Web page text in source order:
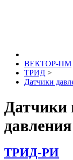
ВЕКТОР-ПМ
ТРИД >
Датчики
Датчики
давления
ТРИД-РИ